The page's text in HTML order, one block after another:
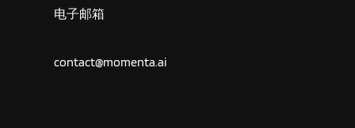
电子邮箱
contact@momenta.ai